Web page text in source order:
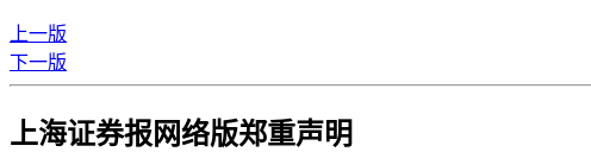
上一版
下一版
上海证券报网络版郑重声明